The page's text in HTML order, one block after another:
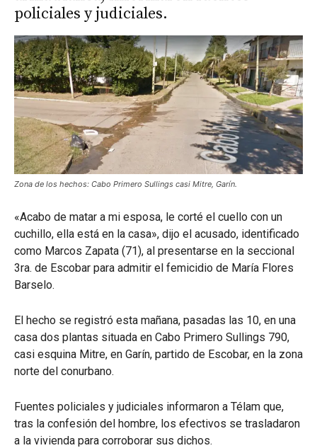
policiales y judiciales.
Zona de los hechos: Cabo Primero Sullings casi Mitre, Garín.
«Acabo de matar a mi esposa, le corté el cuello con un
cuchillo, ella está en la casa», dijo el acusado, identificado
como Marcos Zapata (71), al presentarse en la seccional
3ra. de Escobar para admitir el femicidio de María Flores
Barselo.
El hecho se registró esta mañana, pasadas las 10, en una
casa dos plantas situada en Cabo Primero Sullings 790,
casi esquina Mitre, en Garín, partido de Escobar, en la zona
norte del conurbano.
Fuentes policiales y judiciales informaron a Télam que,
tras la confesión del hombre, los efectivos se trasladaron
a la vivienda para corroborar sus dichos.